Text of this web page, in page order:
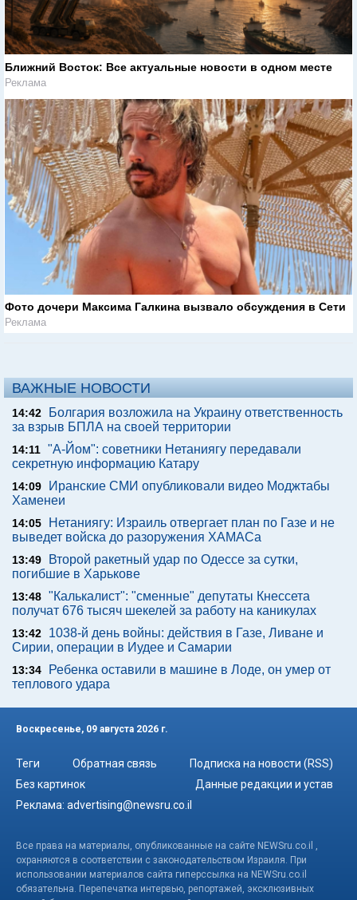
Ближний Восток: Все актуальные новости в одном месте
Реклама
Фото дочери Максима Галкина вызвало обсуждения в Сети
Реклама
ВАЖНЫЕ НОВОСТИ
14:42
Болгария возложила на Украину ответственность
за взрыв БПЛА на своей территории
14:11 "А-Йом": советники Нетаниягу передавали
секретную информацию Катару
14:09
Иранские СМИ опубликовали видео Моджтабы
Хаменеи
14:05
Нетаниягу: Израиль отвергает план по Газе и не
выведет войска до разоружения ХАМАСа
13:49
Второй ракетный удар по Одессе за сутки,
погибшие в Харькове
13:48 "Калькалист": "сменные" депутаты Кнессета
получат 676 тысяч шекелей за работу на каникулах
13:42
1038-й день войны: действия в Газе, Ливане и
Сирии, операции в Иудее и Самарии
13:34
Ребенка оставили в машине в Лоде, он умер от
теплового удара
Воскресенье, 09 августа 2026 г.
Теги Обратная связь
Подписка на новости (RSS)
Без картинок
Данные редакции и устав
Реклама: advertising@newsru.co.il
Все права на материалы, опубликованные на сайте NEWSru.co.il ,
охраняются в соответствии с законодательством Израиля. При
использовании материалов сайта гиперссылка на NEWSru.co.il
обязательна. Перепечатка интервью, репортажей, эксклюзивных